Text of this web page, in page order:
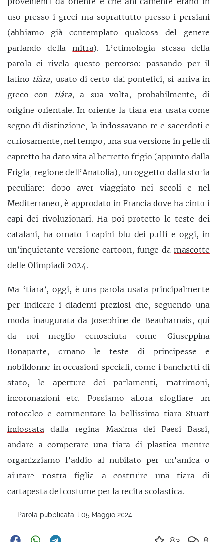
uso presso i greci ma soprattutto presso i persiani
(abbiamo già contemplato qualcosa del genere
parlando dellamitra). L’etimologia stessa della
parola ci rivela questo percorso: passando per il
latino tiàra, usato di certo dai pontefici, si arriva in
greco con
tiára, a sua volta, probabilmente, di
origine orientale. In oriente la tiara era usata come
segno di distinzione, la indossavano re e sacerdoti e
curiosamente, nel tempo, una sua versione in pelle di
capretto ha dato vita al berretto frigio (appunto dalla
Frigia, regione dell’Anatolia), un oggetto dalla storia
peculiare: dopo aver viaggiato nei secoli e nel
Mediterraneo, è approdato in Francia dove ha cinto i
capi dei rivoluzionari. Ha poi protetto le teste dei
catalani, ha ornato i capini blu dei puffi e oggi, in
un’inquietante versione cartoon, funge da mascotte
delle Olimpiadi 2024.
Ma ‘tiara’, oggi, è una parola usata principalmente
per indicare i diademi preziosi che, seguendo una
moda inaugurata da Josephine de Beauharnais, qui
da noi meglio conosciuta come Giuseppina
Bonaparte, ornano le teste di principesse e
nobildonne in occasioni speciali, come i banchetti di
stato, le aperture dei parlamenti, matrimoni,
incoronazioni etc. Possiamo allora sfogliare un
rotocalco e commentare la bellissima tiara Stuart
indossata dalla regina Maxima dei Paesi Bassi,
andare a comperare una tiara di plastica mentre
organizziamo l’addio al nubilato per un’amica o
aiutare nostra figlia a costruire una tiara di
cartapesta del costume per la recita scolastica.
Parola pubblicata il 05 Maggio 2024